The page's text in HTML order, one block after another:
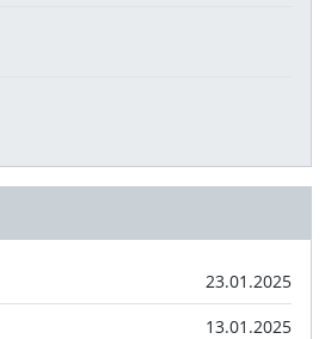
23.01.2025
13.01.2025